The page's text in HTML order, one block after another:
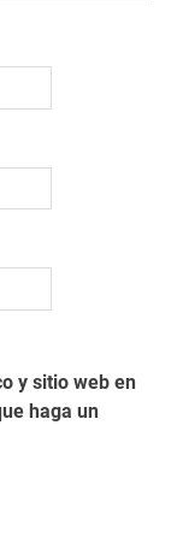
y sitio web en
haga un